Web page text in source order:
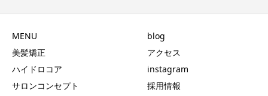
MENU
美髪矯正
ハイドロコア
サロンコンセプト
blog
アクセス
instagram
採用情報